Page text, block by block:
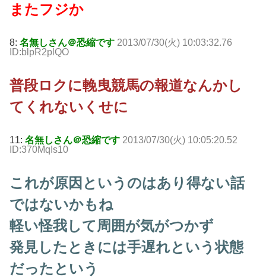
またフジか
8: 名無しさん＠恐縮です 2013/07/30(火) 10:03:32.76
ID:blpR2plQO
普段ロクに輓曳競馬の報道なんかし
てくれないくせに
11: 名無しさん＠恐縮です 2013/07/30(火) 10:05:20.52
ID:370MqIs10
これが原因というのはあり得ない話
ではないかもね
軽い怪我して周囲が気がつかず
発見したときには手遅れという状態
だったという